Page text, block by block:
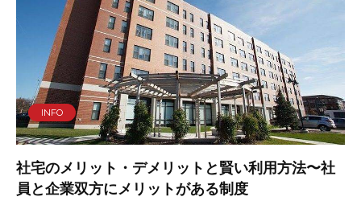
INFO
社宅のメリット・デメリットと賢い利用方法〜社
員と企業双方にメリットがある制度